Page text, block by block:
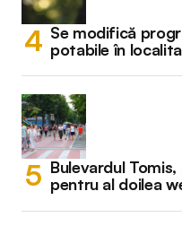
Se modifică
potabile în
Bulevardul
pentru al doilea